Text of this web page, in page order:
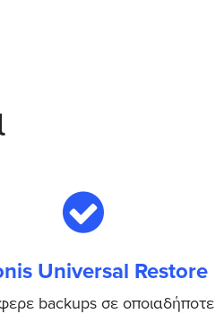
Universal Restore
backups σε οποιαδήποτε